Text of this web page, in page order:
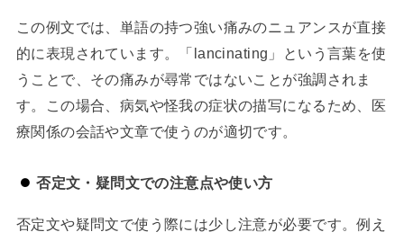
この例文では、単語の持つ強い痛みのニュアンスが直接
的に表現されています。「lancinating」という言葉を使
うことで、その痛みが尋常ではないことが強調されま
す。この場合、病気や怪我の症状の描写になるため、医
療関係の会話や文章で使うのが適切です。
否定文・疑問文での注意点や使い方
否定文や疑問文で使う際には少し注意が必要です。例え